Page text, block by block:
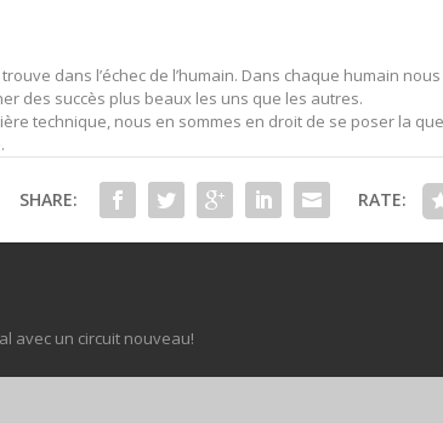
trouve dans l’échec de l’humain. Dans chaque humain
des succès plus beaux les uns que les autres.
technique, nous en sommes en droit de se poser la
SHARE: RATE:
avec un circuit nouveau!